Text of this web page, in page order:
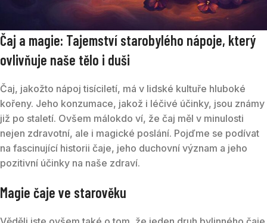
Čaj a magie: Tajemství starobylého nápoje, který
ovlivňuje naše tělo i duši
Čaj, jakožto nápoj tisíciletí, má v lidské kultuře hluboké
kořeny. Jeho konzumace, jakož i léčivé účinky, jsou známy
již po staletí. Ovšem málokdo ví, že čaj měl v minulosti
nejen zdravotní, ale i magické poslání. Pojďme se podívat
na fascinující historii čaje, jeho duchovní význam a jeho
pozitivní účinky na naše zdraví.
Magie čaje ve starověku